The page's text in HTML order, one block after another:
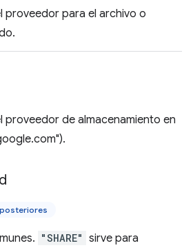
proveedor para el archivo o
proveedor de almacenamiento en
"SHARE" sirve para